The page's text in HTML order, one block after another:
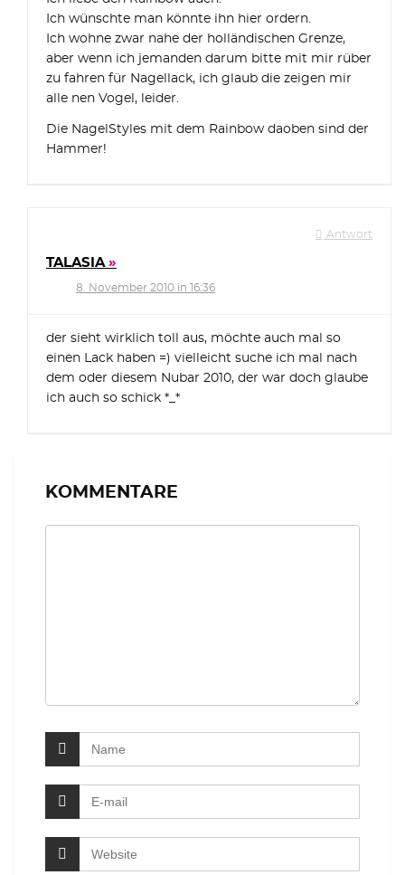
Ich wünschte man könnte ihn hier ordern.
Ich wohne zwar nahe der holländischen Grenze,
aber wenn ich jemanden darum bitte mit mir rüber
zu fahren für Nagellack, ich glaub die zeigen mir
alle nen Vogel, leider.
Die NagelStyles mit dem Rainbow daoben sind der
Hammer!
Antwort
TALASIA
8. November 2010 in 16:36
der sieht wirklich toll aus, möchte auch mal so
einen Lack haben =) vielleicht suche ich mal nach
dem oder diesem Nubar 2010, der war doch glaube
ich auch so schick *_*
KOMMENTARE